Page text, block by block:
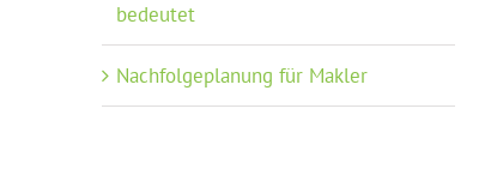
bedeutet
Nachfolgeplanung für Makler